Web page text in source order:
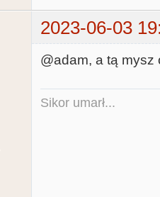
2023-06-03
@adam, a tą
Sikor umarł...